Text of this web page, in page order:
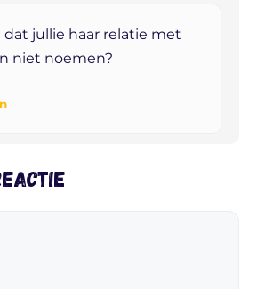
dat jullie haar relatie met
niet noemen?